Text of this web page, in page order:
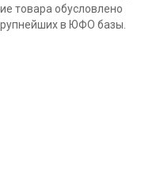
товара обусловлено
в ЮФО базы.